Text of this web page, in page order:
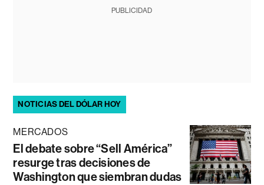
PUBLICIDAD
NOTICIAS DEL DÓLAR HOY
MERCADOS
El debate sobre “Sell América”
resurge tras decisiones de
Washington que siembran dudas